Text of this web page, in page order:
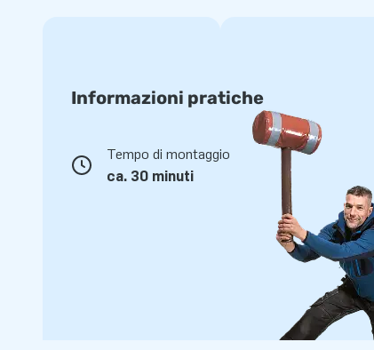
Informazioni pratiche
Tempo di montaggio
ca. 30 minuti